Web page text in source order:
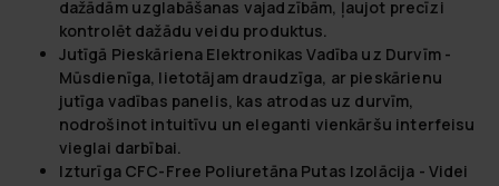
dažādām uzglabāšanas vajadzībām, ļaujot precīzi
kontrolēt dažādu veidu produktus.
Jutīgā Pieskāriena Elektronikas Vadība uz Durvīm-
Mūsdienīga, lietotājam draudzīga, ar pieskārienu
jutīga vadības panelis, kas atrodas uz durvīm,
nodrošinot intuitīvu un eleganti vienkāršu interfeisu
vieglai darbībai.
Izturīga CFC-Free Poliuretāna Putas Izolācija - Videi